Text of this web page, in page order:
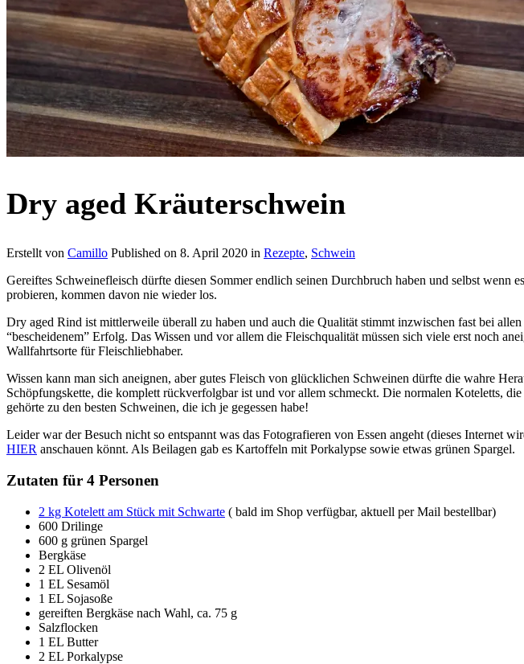
Dry aged Kräuterschwein
Erstellt von Camillo Published on 8. April 2020 in Rezepte, Schwein
Gereiftes Schweinefleisch dürfte diesen Sommer endlich seinen Durchbruch haben und selbst wenn
probieren, kommen davon nie wieder los.
Dry aged Rind ist mittlerweile überall zu haben und auch die Qualität stimmt inzwischen fast bei
“bescheidenem” Erfolg. Das Wissen und vor allem die Fleischqualität müssen sich viele erst noch
Wallfahrtsorte für Fleischliebhaber.
Wissen kann man sich aneignen, aber gutes Fleisch von glücklichen Schweinen dürfte die wahre
Schöpfungskette, die komplett rückverfolgbar ist und vor allem schmeckt. Die normalen Koteletts,
gehörte zu den besten Schweinen, die ich je gegessen habe!
Leider war der Besuch nicht so entspannt was das Fotografieren von Essen angeht (dieses Internet
HIER anschauen könnt. Als Beilagen gab es Kartoffeln mit Porkalypse sowie etwas grünen Spargel.
Zutaten für 4 Personen
2 kg Kotelett am Stück mit Schwarte ( bald im Shop verfügbar, aktuell per Mail bestellbar)
600 Drilinge
600 g grünen Spargel
Bergkäse
2 EL Olivenöl
1 EL Sesamöl
1 EL Sojasoße
gereiften Bergkäse nach Wahl, ca. 75 g
Salzflocken
1 EL Butter
2 EL Porkalypse